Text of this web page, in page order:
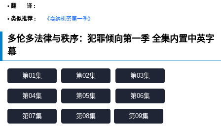
• 翻 译 :
• 类似推荐 : 《戛纳机密第一季》
多伦多法律与秩序：犯罪倾向第一季 全集内置中英字
幕
第01集 第02集 第03集
第04集 第05集 第06集
第07集 第08集 第09集